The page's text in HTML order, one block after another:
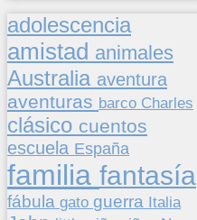
adolescencia
amistad animales
Australia aventura
aventuras barco Charles
clásico cuentos
escuela España
familia fantasía
fábula gato guerra Italia